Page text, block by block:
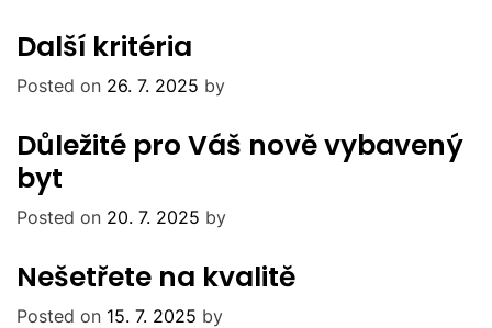
Další kritéria
Posted on 26. 7. 2025 by
Důležité pro Váš nově vybavený
byt
Posted on 20. 7. 2025 by
Nešetřete na kvalitě
Posted on 15. 7. 2025 by